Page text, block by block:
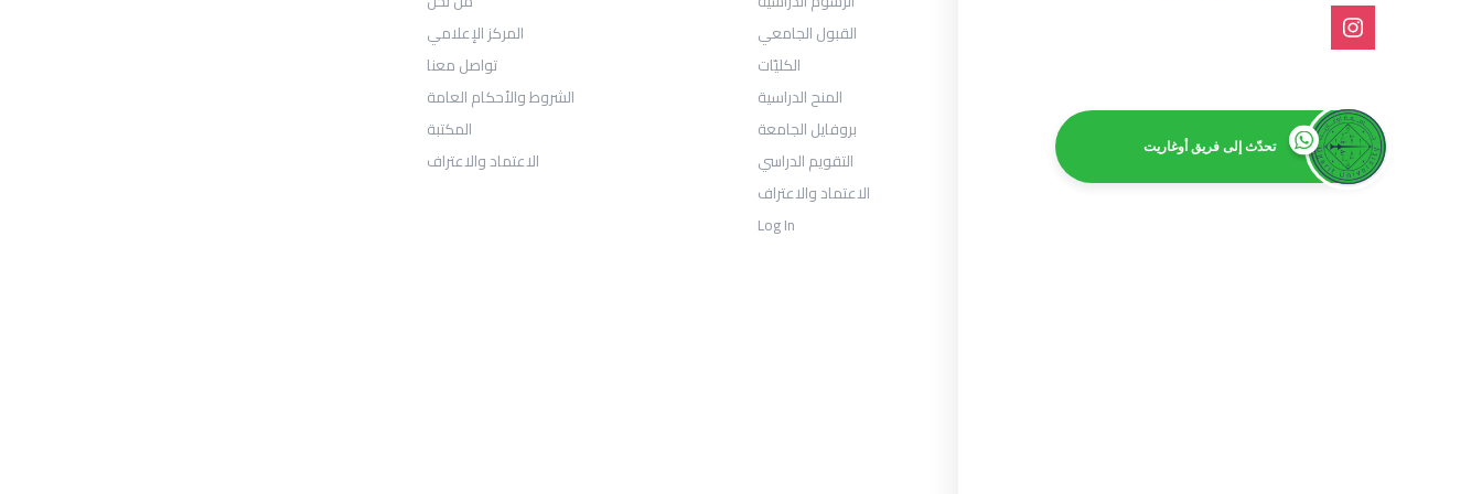
المركز الإعلامي
تواصل معنا
الشروط والأحكام العامة
المكتبة
الاعتماد والاعتراف
القبول الجامعي
الكليّات
المنح الدراسية
بروفايل الجامعة
التقويم الدراسي
الاعتماد والاعتراف
Log In
تحدّث إلى فريق أوغاريت